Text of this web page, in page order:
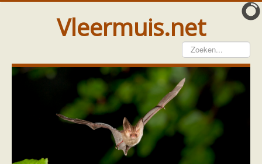
Vleermuis.net
Vleermuis gezien
Waarneming doorgeven
Wat doen wij met meldingen
Telinstructie
Waarnemingen doorgeven elders
Hulp